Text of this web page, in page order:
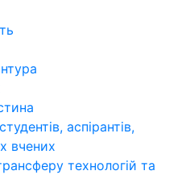
аспірантів,
вчених
технологій та